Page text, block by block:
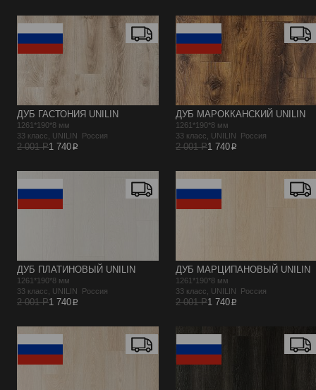
ДУБ ГАСТОНИЯ UNILIN
1261*190*8 мм
33 класс, UNILIN Россия
2 001 Р1 740p
ДУБ МАРОККАНСКИЙ UNILIN
1261*190*8 мм
33 класс, UNILIN Россия
2 001 Р1 740p
ДУБ ПЛАТИНОВЫЙ UNILIN
1261*190*8 мм
33 класс, UNILIN Россия
2 001 Р1 740p
ДУБ МАРЦИПАНОВЫЙ UNILIN
1261*190*8 мм
33 класс, UNILIN Россия
2 001 Р1 740p